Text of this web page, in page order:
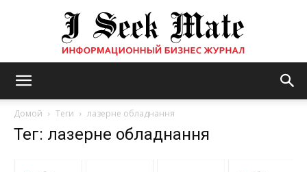
Домой Теги лазерне обладнання
Тег: лазерне обладнання